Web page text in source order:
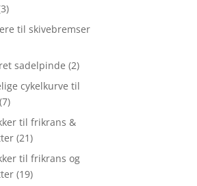
til skivebremser
sadelpinde (2)
cykelkurve til
(7)
til frikrans &
(21)
til frikrans og
(19)